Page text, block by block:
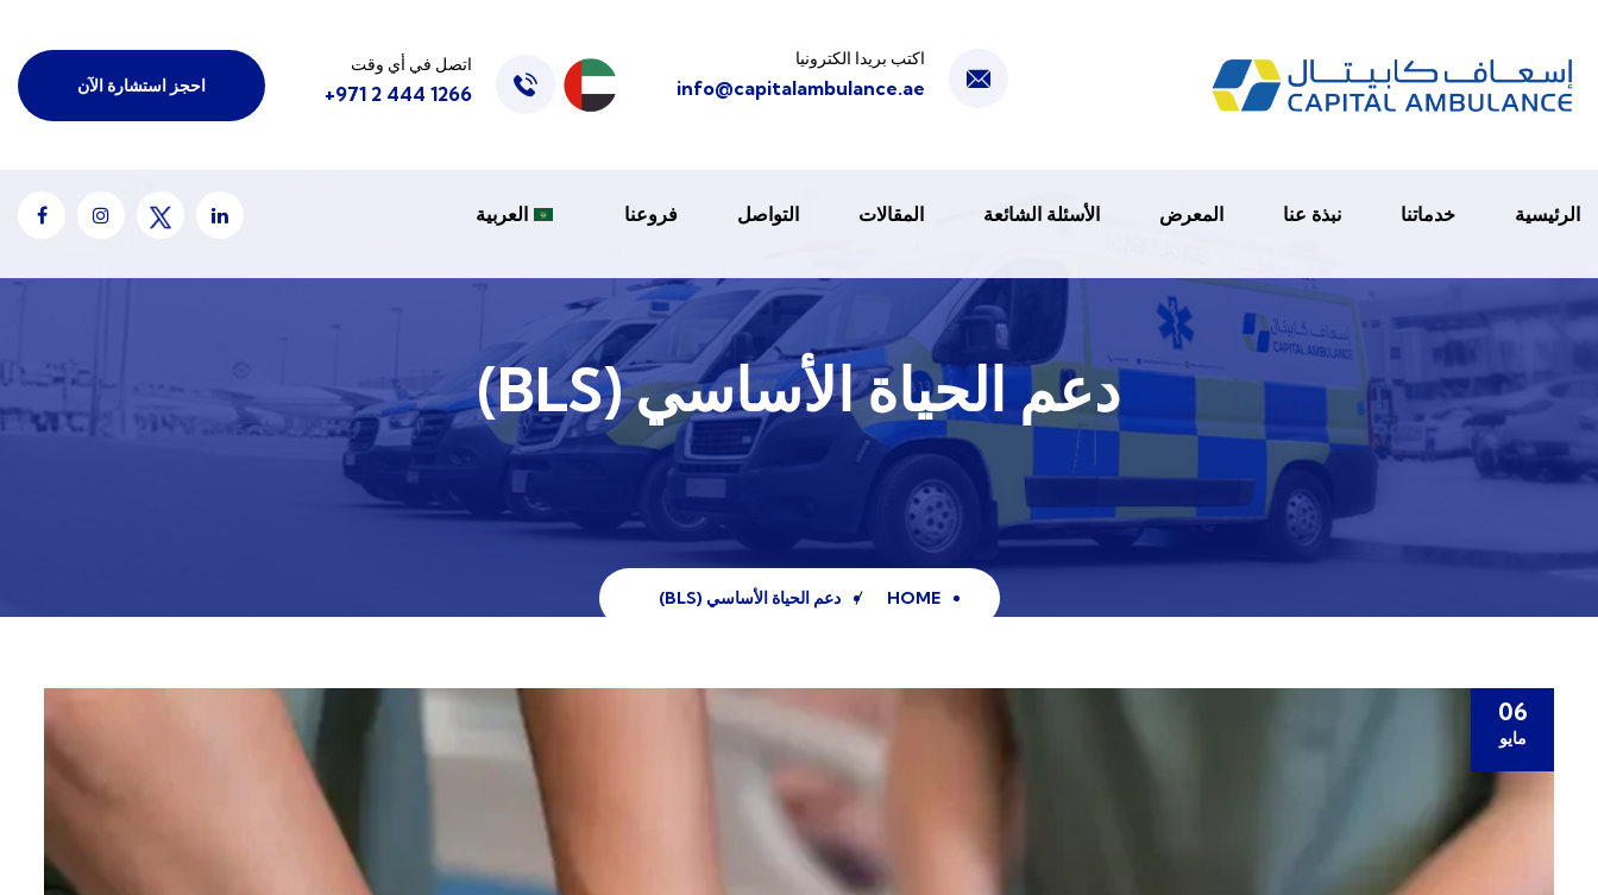
اتصل في أي وقت
1266 444 2 971+
اكتب بريدا الكترونيا
info@capitalambulance.ae احجز استشارة الآن
الرئيسية خدماتنا نبذة عنا المعرض الأسئلة الشائعة المقالات التواصل فروعنا العربية
دعم الحياة الأساسي (BLS)
HOME دعم الحياة الأساسي (BLS)
06
مايو